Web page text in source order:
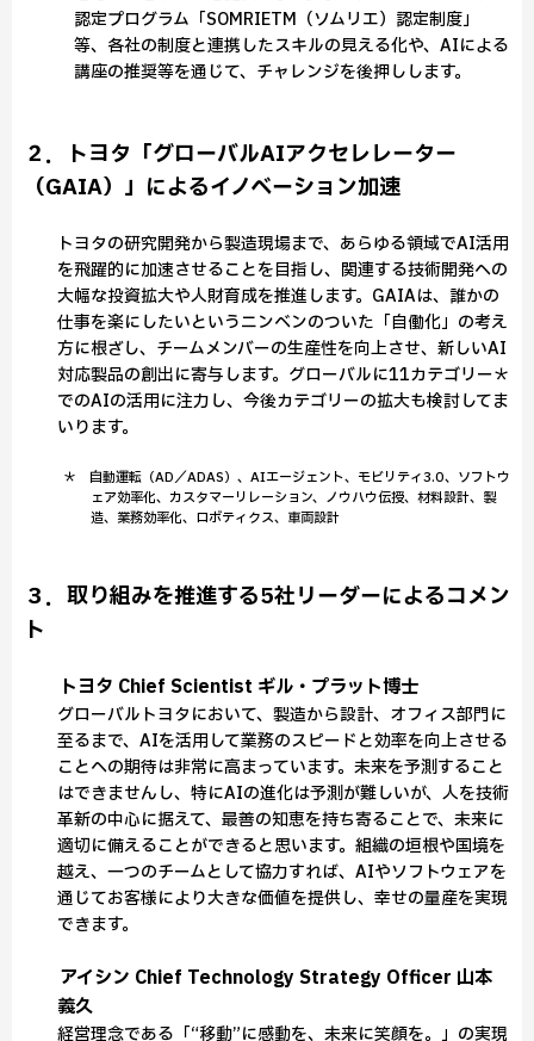
認定プログラム「SOMRIETM（ソムリエ）認定制度」
等、各社の制度と連携したスキルの見える化や、AIによる
講座の推奨等を通じて、チャレンジを後押しします。
２．トヨタ「グローバルAIアクセレレーター
（GAIA）」によるイノベーション加速
トヨタの研究開発から製造現場まで、あらゆる領域でAI活用
を飛躍的に加速させることを目指し、関連する技術開発への
大幅な投資拡大や人財育成を推進します。GAIAは、誰かの
仕事を楽にしたいというニンベンのついた「自働化」の考え
方に根ざし、チームメンバーの生産性を向上させ、新しいAI
対応製品の創出に寄与します。グローバルに11カテゴリー＊
でのAIの活用に注力し、今後カテゴリーの拡大も検討してま
いります。
＊ 自動運転（AD／ADAS）、AIエージェント、モビリティ3.0、ソフトウ
ェア効率化、カスタマーリレーション、ノウハウ伝授、材料設計、製
造、業務効率化、ロボティクス、車両設計
３．取り組みを推進する5社リーダーによるコメン
ト
トヨタ Chief Scientist ギル・プラット博士
グローバルトヨタにおいて、製造から設計、オフィス部門に
至るまで、AIを活用して業務のスピードと効率を向上させる
ことへの期待は非常に高まっています。未来を予測すること
はできませんし、特にAIの進化は予測が難しいが、人を技術
革新の中心に据えて、最善の知恵を持ち寄ることで、未来に
適切に備えることができると思います。組織の垣根や国境を
越え、一つのチームとして協力すれば、AIやソフトウェアを
通じてお客様により大きな価値を提供し、幸せの量産を実現
できます。
アイシン Chief Technology Strategy Officer 山本
義久
経営理念である「“移動”に感動を、未来に笑顔を。」の実現